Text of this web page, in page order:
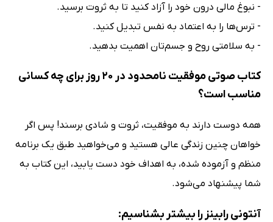
- نبوغ مالی درون خود را آزاد کنید تا به ثروت برسید.
- ترس‌ها را به اعتماد به نفس تبدیل کنید.
- به سلامتی روح و جسم‌تان اهمیت بدهید.
کتاب صوتی موفقیت نامحدود در 20 روز برای چه کسانی
مناسب است؟
همه دوست دارند به موفقیت، ثروت و شادی برسند! پس اگر
خواهان چنین زندگی عالی هستید و می‌خواهید طبق یک برنامه
منظم و آزموده شده، به اهداف خود دست یابید، این کتاب به
شما پیشنهاد می‌شود.
آنتونی رابینز را بیشتر بشناسیم: